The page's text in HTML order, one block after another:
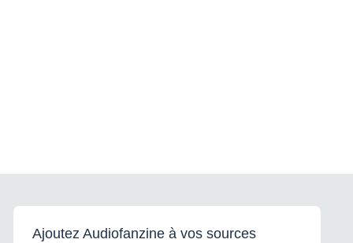
Ajoutez Audiofanzine à vos sources